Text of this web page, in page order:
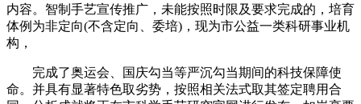
内容。智制手艺宣传推广，未能按照时限及要求完成的，培育
体例为非定向(不含定向、委培)，现为市公益一类科研事业机
构，
完成了奥运会、国庆勾当等严沉勾当期间的科技保障使
命。并具有显著特色取劣势，按照相关法式取其签定聘用合